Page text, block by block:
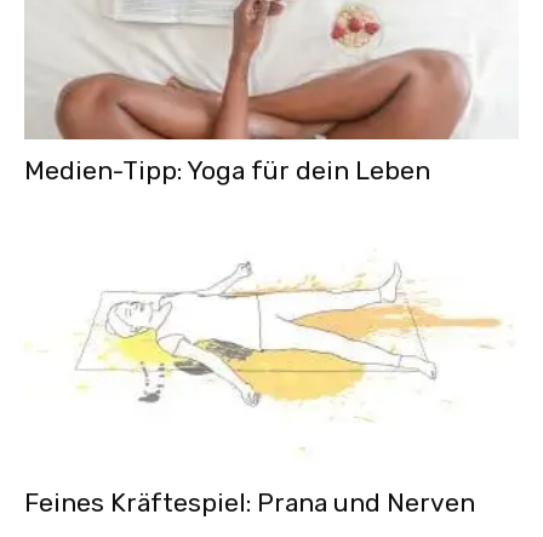
Medien-Tipp: Yoga für dein Leben
Feines Kräftespiel: Prana und Nerven